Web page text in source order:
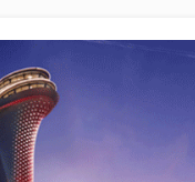
Fly Baghdad ABD
listesinden çıkarıldı
13 saat önce
Elektrikli uçaklar